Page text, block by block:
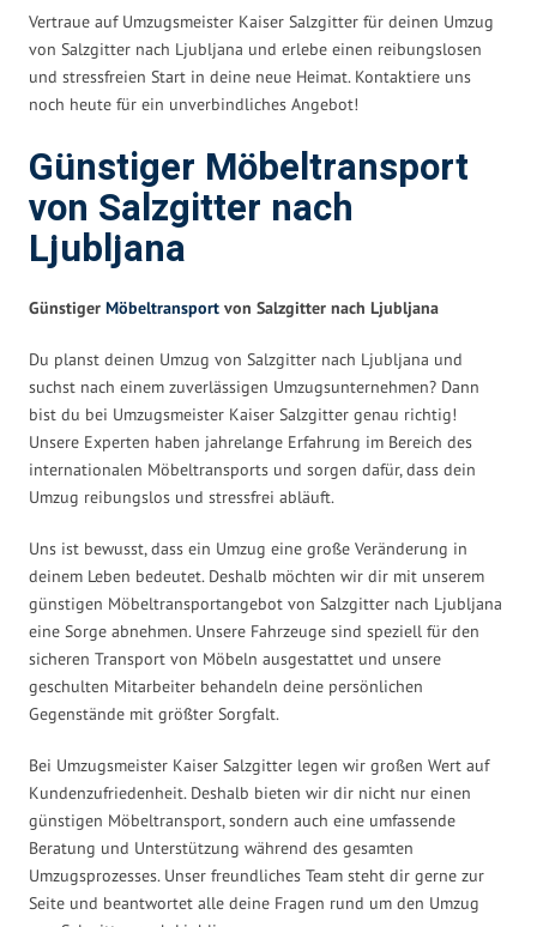
Vertraue auf Umzugsmeister Kaiser Salzgitter für deinen Umzug
von Salzgitter nach Ljubljana und erlebe einen reibungslosen
und stressfreien Start in deine neue Heimat. Kontaktiere uns
noch heute für ein unverbindliches Angebot!
Günstiger Möbeltransport
von Salzgitter nach
Ljubljana
Günstiger Möbeltransport von Salzgitter nach Ljubljana
Du planst deinen Umzug von Salzgitter nach Ljubljana und
suchst nach einem zuverlässigen Umzugsunternehmen? Dann
bist du bei Umzugsmeister Kaiser Salzgitter genau richtig!
Unsere Experten haben jahrelange Erfahrung im Bereich des
internationalen Möbeltransports und sorgen dafür, dass dein
Umzug reibungslos und stressfrei abläuft.
Uns ist bewusst, dass ein Umzug eine große Veränderung in
deinem Leben bedeutet. Deshalb möchten wir dir mit unserem
günstigen Möbeltransportangebot von Salzgitter nach Ljubljana
eine Sorge abnehmen. Unsere Fahrzeuge sind speziell für den
sicheren Transport von Möbeln ausgestattet und unsere
geschulten Mitarbeiter behandeln deine persönlichen
Gegenstände mit größter Sorgfalt.
Bei Umzugsmeister Kaiser Salzgitter legen wir großen Wert auf
Kundenzufriedenheit. Deshalb bieten wir dir nicht nur einen
günstigen Möbeltransport, sondern auch eine umfassende
Beratung und Unterstützung während des gesamten
Umzugsprozesses. Unser freundliches Team steht dir gerne zur
Seite und beantwortet alle deine Fragen rund um den Umzug